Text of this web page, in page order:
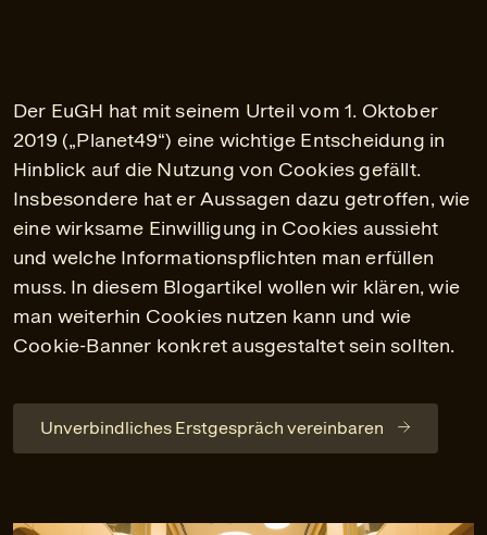
Der EuGH hat mit seinem Urteil vom 1. Oktober
2019 („Planet49“) eine wichtige Entscheidung in
Hinblick auf die Nutzung von Cookies gefällt.
Insbesondere hat er Aussagen dazu getroffen, wie
eine wirksame Einwilligung in Cookies aussieht
und welche Informationspflichten man erfüllen
muss. In diesem Blogartikel wollen wir klären, wie
man weiterhin Cookies nutzen kann und wie
Cookie-Banner konkret ausgestaltet sein sollten.
Unverbindliches Erstgespräch vereinbaren